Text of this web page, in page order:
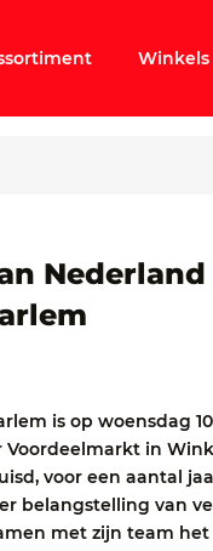
Winkels
is op woensdag
Voordeelmarkt in
voor een aantal
belangstelling van
met zijn team